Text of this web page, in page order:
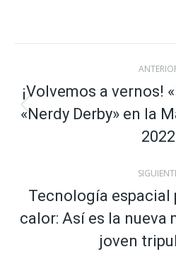
Navegación
entre
¡Volvemos a vernos!
«Nerdy Derby» en la
2022
Tecnología espacial
calor: Así es la nueva
joven